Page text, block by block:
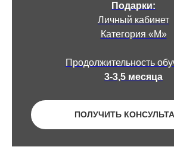
Подарки:
Личный кабинет
Категория «М»
Продолжительность
3-3,5 месяца
ПОЛУЧИТЬ